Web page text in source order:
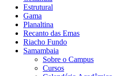
Estrutural
Gama
Planaltina
Recanto das Emas
Riacho Fundo
Samambaia
Sobre o Campus
Cursos